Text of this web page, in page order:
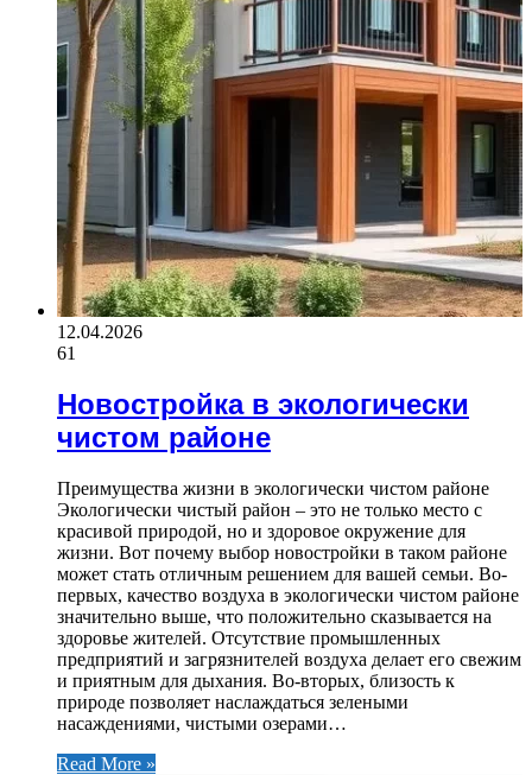
12.04.2026
61
Новостройка в экологически
чистом районе
Преимущества жизни в экологически чистом районе
Экологически чистый район – это не только место с
красивой природой, но и здоровое окружение для
жизни. Вот почему выбор новостройки в таком районе
может стать отличным решением для вашей семьи. Во-
первых, качество воздуха в экологически чистом районе
значительно выше, что положительно сказывается на
здоровье жителей. Отсутствие промышленных
предприятий и загрязнителей воздуха делает его свежим
и приятным для дыхания. Во-вторых, близость к
природе позволяет наслаждаться зелеными
насаждениями, чистыми озерами…
Read More »